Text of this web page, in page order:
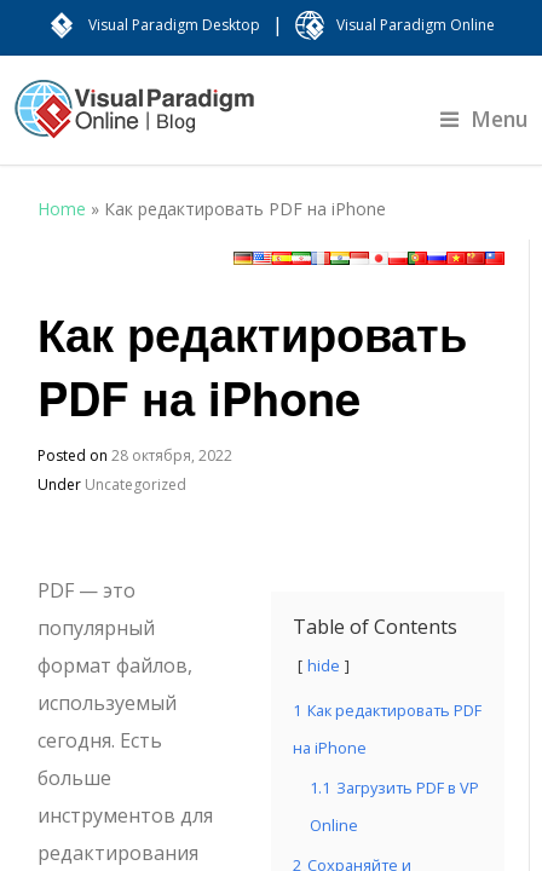
Visual Paradigm Desktop | Visual Paradigm Online
Menu
Home » Как редактировать PDF на iPhone
Как редактировать
PDF на iPhone
Posted on28 октября, 2022
Under Uncategorized
Table of Contents
hide
1 Как редактировать PDF
на iPhone
1.1 Загрузить PDF в VP
Online
2 Сохраняйте и
PDF — это
популярный
формат файлов,
используемый
сегодня. Есть
больше
инструментов для
редактирования